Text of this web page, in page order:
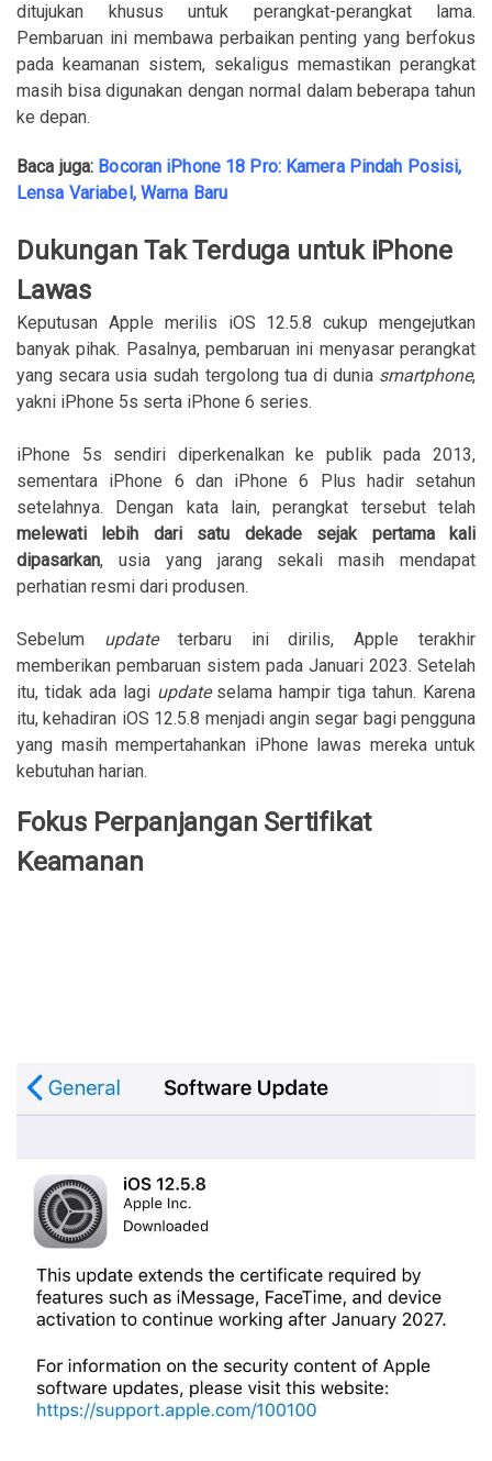
ditujukan khusus untuk perangkat-perangkat lama.
Pembaruan ini membawa perbaikan penting yang berfokus
pada keamanan sistem, sekaligus memastikan perangkat
masih bisa digunakan dengan normal dalam beberapa tahun
ke depan.
Baca juga: Bocoran iPhone 18 Pro: Kamera Pindah Posisi,
Lensa Variabel, Warna Baru
Dukungan Tak Terduga untuk iPhone
Lawas
Keputusan Apple merilis iOS 12.5.8 cukup mengejutkan
banyak pihak. Pasalnya, pembaruan ini menyasar perangkat
yang secara usia sudah tergolong tua di dunia smartphone,
yakni iPhone 5s serta iPhone 6 series.
iPhone 5s sendiri diperkenalkan ke publik pada 2013,
sementara iPhone 6 dan iPhone 6 Plus hadir setahun
setelahnya. Dengan kata lain, perangkat tersebut telah
melewati lebih dari satu dekade sejak pertama kali
dipasarkan, usia yang jarang sekali masih mendapat
perhatian resmi dari produsen.
Sebelum updateterbaru ini dirilis, Apple terakhir
memberikan pembaruan sistem pada Januari 2023. Setelah
itu, tidak ada lagi updateselama hampir tiga tahun. Karena
itu, kehadiran iOS 12.5.8 menjadi angin segar bagi pengguna
yang masih mempertahankan iPhone lawas mereka untuk
kebutuhan harian.
Fokus Perpanjangan Sertifikat
Keamanan